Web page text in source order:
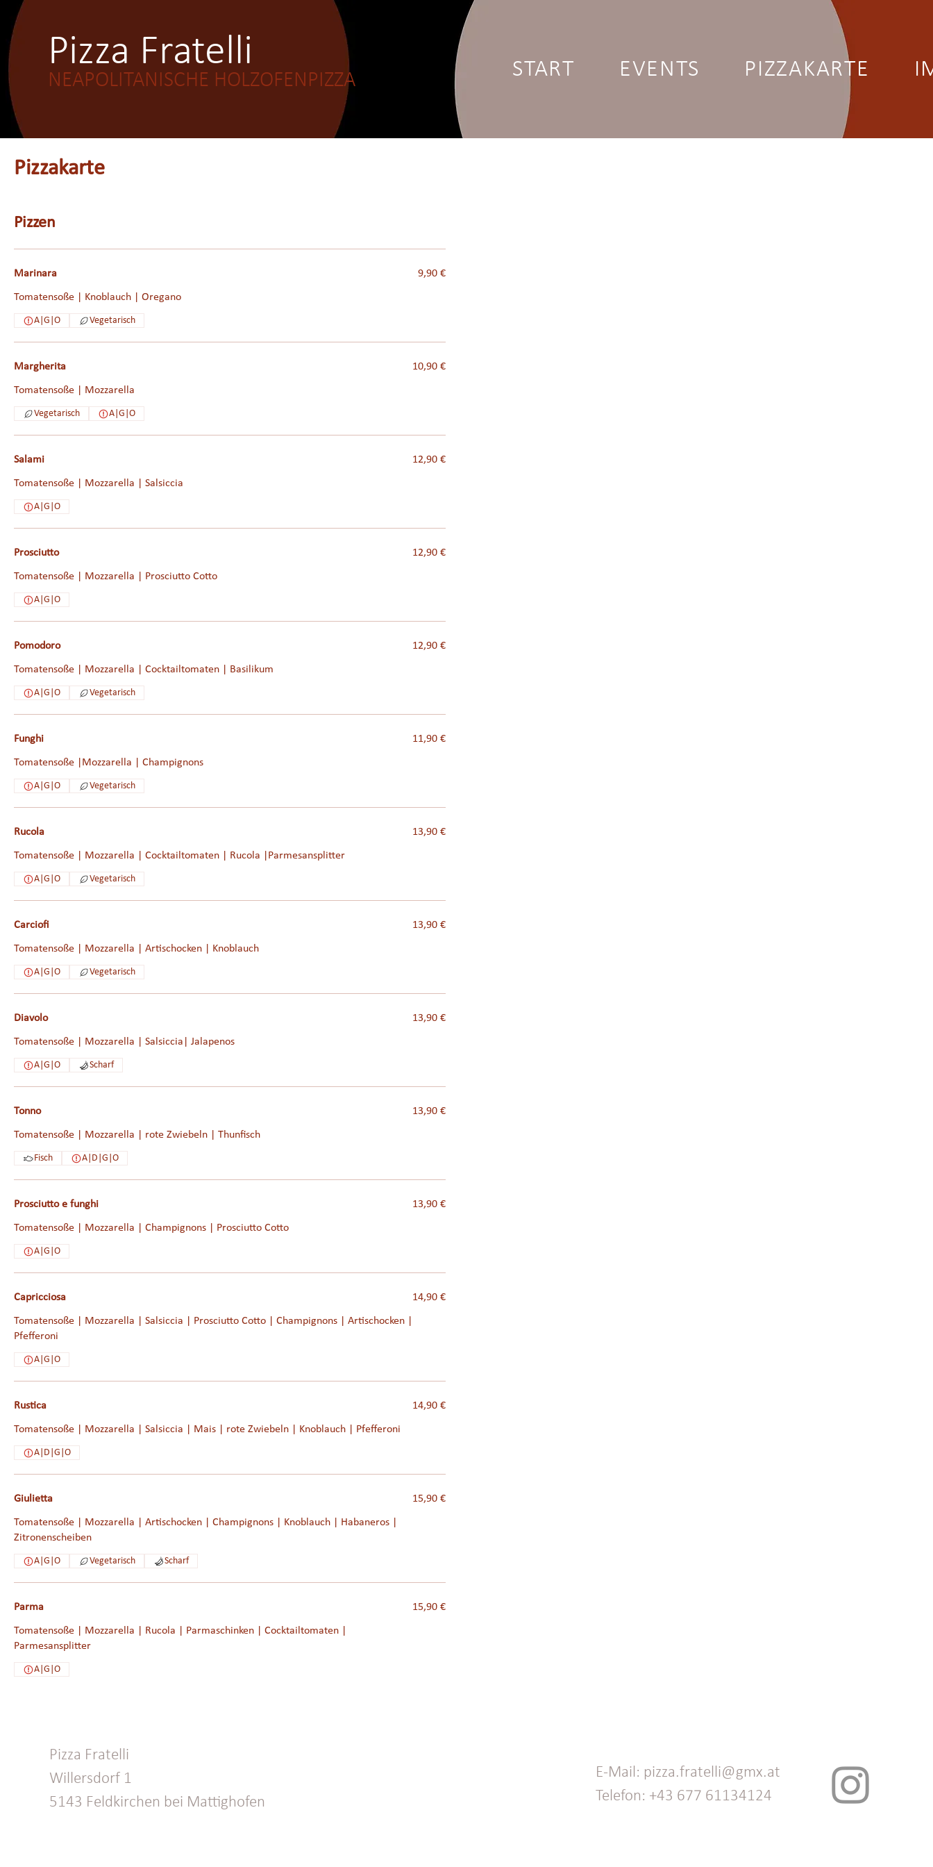
Pizza Fratelli
NEAPOLITANISCHE HOLZOFENPIZZA START EVENTS PIZZAKARTE
Pizzakarte
Pizzen
Marinara
Tomatensoße | Knoblauch | Oregano
9,90 €
A|G|O Vegetarisch
Margherita
Tomatensoße | Mozzarella
10,90 €
Vegetarisch A|G|O
Salami
Tomatensoße | Mozzarella | Salsiccia
12,90 €
A|G|O
Prosciutto
Tomatensoße | Mozzarella | Prosciutto Cotto
12,90 €
A|G|O
Pomodoro
Tomatensoße | Mozzarella | Cocktailtomaten | Basilikum
12,90 €
A|G|O Vegetarisch
Funghi
Tomatensoße |Mozzarella | Champignons
11,90 €
A|G|O Vegetarisch
Rucola
Tomatensoße | Mozzarella | Cocktailtomaten | Rucola |Parmesansplitter
13,90 €
A|G|O Vegetarisch
Carciofi
Tomatensoße | Mozzarella | Artischocken | Knoblauch
13,90 €
A|G|O Vegetarisch
Diavolo
Tomatensoße | Mozzarella | Salsiccia| Jalapenos
13,90 €
A|G|O Scharf
Tonno
Tomatensoße | Mozzarella | rote Zwiebeln | Thunfisch
13,90 €
Fisch A|D|G|O
Prosciutto e funghi
Tomatensoße | Mozzarella | Champignons | Prosciutto Cotto
13,90 €
A|G|O
Capricciosa
Tomatensoße | Mozzarella | Salsiccia | Prosciutto Cotto | Champignons | Artischocken |
Pfefferoni
14,90 €
A|G|O
Rustica
Tomatensoße | Mozzarella | Salsiccia | Mais | rote Zwiebeln | Knoblauch | Pfefferoni
14,90 €
A|D|G|O
Giulietta
Tomatensoße | Mozzarella | Artischocken | Champignons | Knoblauch | Habaneros |
Zitronenscheiben
15,90 €
A|G|O Vegetarisch Scharf
Parma
Tomatensoße | Mozzarella | Rucola | Parmaschinken | Cocktailtomaten |
Parmesansplitter
15,90 €
A|G|O
Pizza Fratelli
Willersdorf 1
5143 Feldkirchen bei Mattighofen
E-Mail: pizza.fratelli@gmx.at
Telefon: +43 677 61134124